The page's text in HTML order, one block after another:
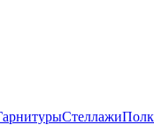
Стеллажи